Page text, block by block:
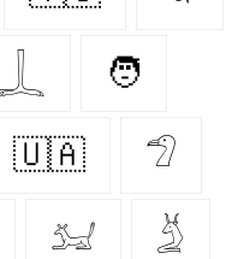
𓆆 🧑
🇺🇦 𓅿
𓃫 𓄄